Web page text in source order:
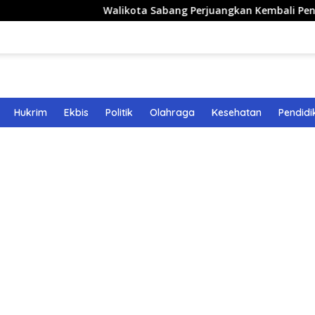
Walikota Sabang Perjuangkan Kembali Penerbangan
Hukrim Ekbis Politik Olahraga Kesehatan